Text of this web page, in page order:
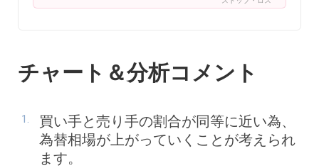
チャート＆分析コメント
買い手と売り手の割合が同等に近い為、
為替相場が上がっていくことが考えられ
ます。